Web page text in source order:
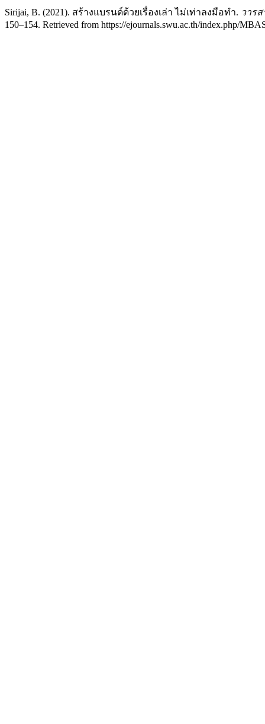
Sirijai, B. (2021). สร้างแบรนด์ด้วยเรื่องเล่า ไม่เท่าลงมือทำ. วารส
150–154. Retrieved from https://ejournals.swu.ac.th/index.php/